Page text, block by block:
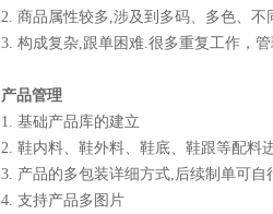
2. 商品属性较多,涉及到多码、多色、
3. 构成复杂,跟单困难.很多重复工作，
产品管理
1. 基础产品库的建立
2. 鞋内料、鞋外料、鞋底、鞋跟等配料
3. 产品的多包装详细方式,后续制单可自
4. 支持产品多图片